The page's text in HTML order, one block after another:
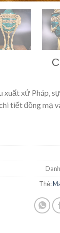
xuất xứ Pháp,
tiết đồng mạ
Thẻ: